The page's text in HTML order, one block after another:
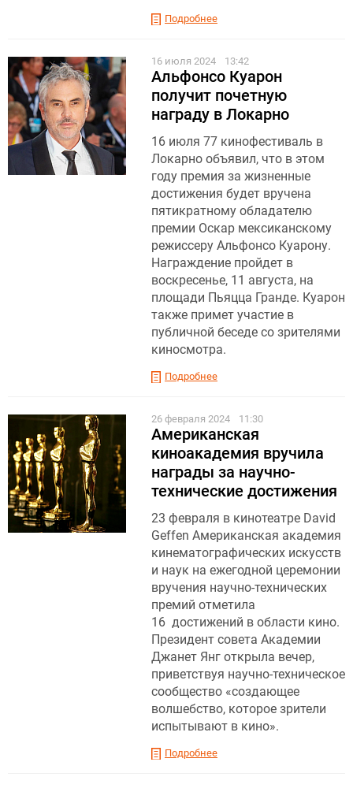
Подробнее
16 июля 2024 13:42
Альфонсо Куарон
получит почетную
награду в Локарно
16 июля 77 кинофестиваль в
Локарно объявил, что в этом
году премия за жизненные
достижения будет вручена
пятикратному обладателю
премии Оскар мексиканскому
режиссеру Альфонсо Куарону.
Награждение пройдет в
воскресенье, 11 августа, на
площади Пьяцца Гранде. Куарон
также примет участие в
публичной беседе со зрителями
киносмотра.
Подробнее
26 февраля 2024 11:30
Американская
киноакадемия вручила
награды за научно-
технические достижения
23 февраля в кинотеатре David
Geffen Американская академия
кинематографических искусств
и наук на ежегодной церемонии
вручения научно-технических
премий отметила
16 достижений в области кино.
Президент совета Академии
Джанет Янг открыла вечер,
приветствуя научно-техническое
сообщество «создающее
волшебство, которое зрители
испытывают в кино».
Подробнее